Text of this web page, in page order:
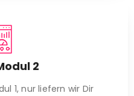
2
1, nur liefern wir Dir